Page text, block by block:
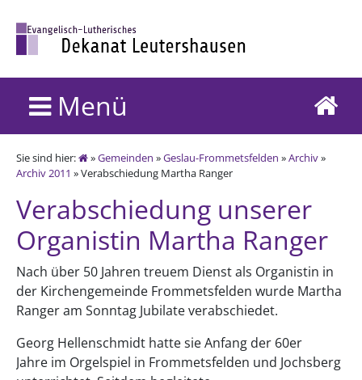
Menü
Sie sind hier: »Gemeinden »Geslau-Frommetsfelden »Archiv»
Archiv 2011 » Verabschiedung Martha Ranger
Verabschiedung unserer
Organistin Martha Ranger
Nach über 50 Jahren treuem Dienst als Organistin in
der Kirchengemeinde Frommetsfelden wurde Martha
Ranger am Sonntag Jubilate verabschiedet.
Georg Hellenschmidt hatte sie Anfang der 60er
Jahre im Orgelspiel in Frommetsfelden und Jochsberg